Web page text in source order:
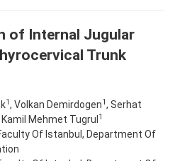
of Internal Jugular
Trunk
1, Volkan Demirdogen1, Serhat
Kamil Mehmet Tugrul 1
Of Istanbul, Department Of